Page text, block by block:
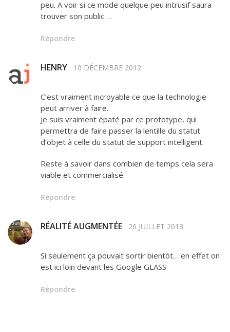
peu. A voir si ce mode quelque peu intrusif saura
trouver son public …
Répondre
HENRY 10 DÉCEMBRE 2012
C’est vraiment incroyable ce que la technologie
peut arriver à faire.
Je suis vraiment épaté par ce prototype, qui
permettra de faire passer la lentille du statut
d’objet à celle du statut de support intelligent.
Reste à savoir dans combien de temps cela sera
viable et commercialisé.
Répondre
RÉALITÉ AUGMENTÉE 26 JUILLET 2013
Si seulement ça pouvait sortir bientôt… en effet on
est ici loin devant les Google GLASS
Répondre